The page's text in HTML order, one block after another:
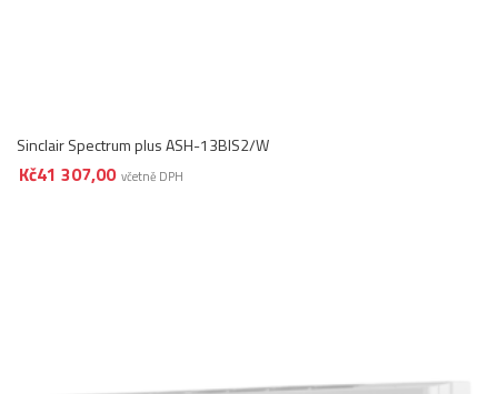
Sinclair Spectrum plus ASH-13BIS2/W
Kč41 307,00 včetně DPH